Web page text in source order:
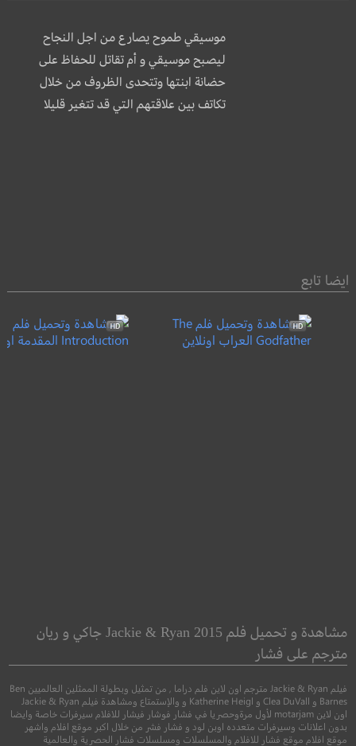
موسيقي طموح يصارع من اجل النجاح
ليصبح موسيقي و أم تقاتل للحفاظ على
حضانة ابنتها وتتحدى الظروف من خلال
تكاتف بين علاقتهم التي قد تتغير قليلا
ايضا تابع
العراب المقدمةمشاهدة و تحميل فلم Jackie & Ryan 2015 جاكي و ريان
مترجم على فشار
فيلم Jackie & Ryan مترجم اون لاين فلم دراما , من تمثيل وبطولة الممثلين العالميين Ben
Barnes و Clea DuVall و Katherine Heigl و والإستمتاع ومشاهدة فيلم Jackie & Ryan
اون لاين motarjam لأول مرةوحصريا في فشار فوشار فيشار للافلام سيرفرات خاصة وايضا
بدون اعلانات وسيرفرات متعدده اوبن لود و فشار فشر من خلال اكبر موقع افلام واشهر
موقع افلام موقع فشار للافلام والمسلسلات ومسلسلات فشار الحصرية والعالمية